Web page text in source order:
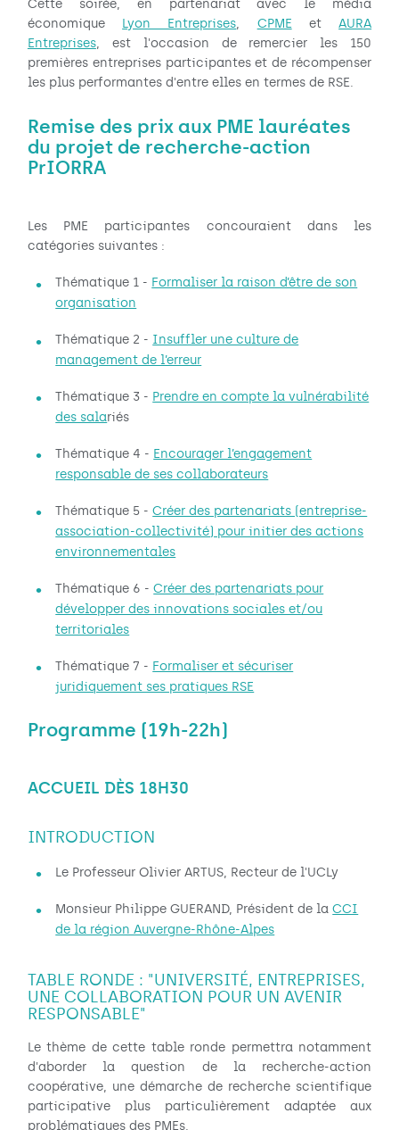
Cette soirée, en partenariat avec le média
économique Lyon Entreprises, CPMEetAURA
Entreprises, est l'occasion de remercier les 150
premières entreprises participantes et de récompenser
les plus performantes d'entre elles en termes de RSE.
Remise des prix aux PME lauréates
du projet de recherche-action
PrIORRA
Les PME participantes concouraient dans les
catégories suivantes :
Thématique 1 - Formaliser la raison d’être de son
organisation
Thématique 2 - Insuffler une culture de
management de l’erreur
Thématique 3 - Prendre en compte la vulnérabilité
des salariés
Thématique 4 - Encourager l’engagement
responsable de ses collaborateurs
Thématique 5 -Créer des partenariats (entreprise-
association-collectivité) pour initier des actions
environnementales
Thématique 6 -Créer des partenariats pour
développer des innovations sociales et/ou
territoriales
Thématique 7 - Formaliser et sécuriser
juridiquement ses pratiques RSE
Programme (19h-22h)
ACCUEIL DÈS 18H30
INTRODUCTION
Le Professeur Olivier ARTUS, Recteur de l'UCLy
Monsieur Philippe GUERAND, Président de laCCI
de la région Auvergne-Rhône-Alpes
TABLE RONDE : "UNIVERSITÉ, ENTREPRISES,
UNE COLLABORATION POUR UN AVENIR
RESPONSABLE"
Le thème de cette table ronde permettra notamment
d'aborder la question de la recherche-action
coopérative, une démarche de recherche scientifique
participative plus particulièrement adaptée aux
problématiques des PMEs.